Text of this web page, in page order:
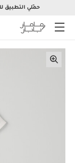
حمّلي التطبيق